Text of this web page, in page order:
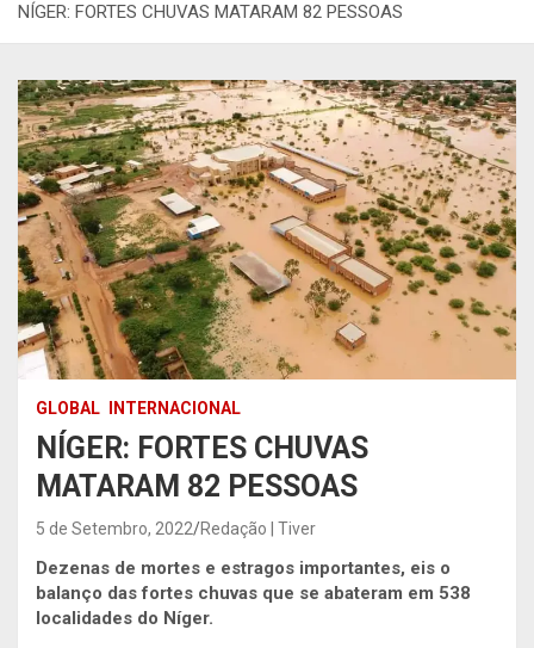
NÍGER: FORTES CHUVAS MATARAM 82 PESSOAS
GLOBAL INTERNACIONAL
NÍGER: FORTES CHUVAS
MATARAM 82 PESSOAS
5 de Setembro, 2022 Redação | Tiver
Dezenas de mortes e estragos importantes, eis o
balanço das fortes chuvas que se abateram em 538
localidades do Níger.